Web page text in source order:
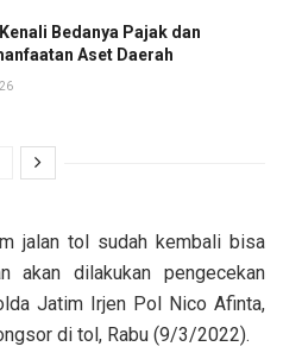
Bedanya Pajak dan
Aset Daerah
jalan tol sudah kembali bisa
akan dilakukan pengecekan
Jatim Irjen Pol Nico Afinta,
di tol, Rabu (9/3/2022).